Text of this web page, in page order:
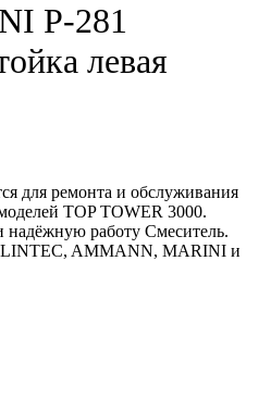
Р-281
левая
для ремонта и обслуживания
TOP TOWER 3000.
надёжную работу Смеситель.
LINTEC, AMMANN, MARINI и